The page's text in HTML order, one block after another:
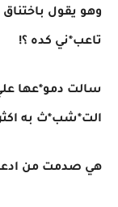
وهو يقول باختناق
تاعب*ني كده ؟!
سالت دمو*عها
الت*شب*ث به
هي صدمت من